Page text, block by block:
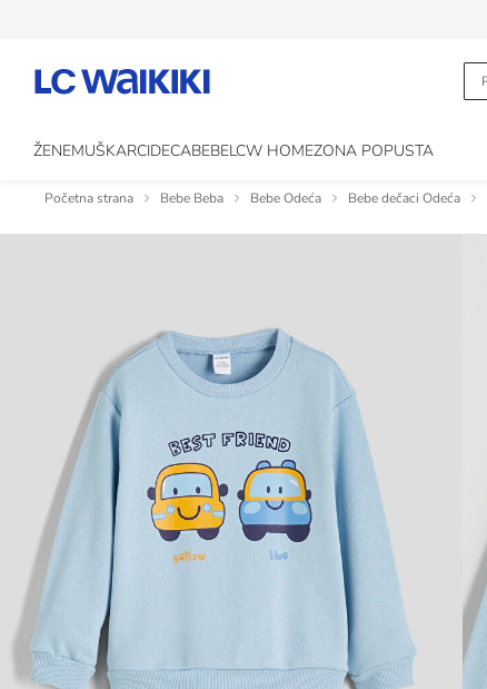
ŽENEMUŠKARCIDECABEBELCW HOMEZONA POPUSTA
Početna strana Bebe Beba Bebe Odeća Bebe dečaci Odeća